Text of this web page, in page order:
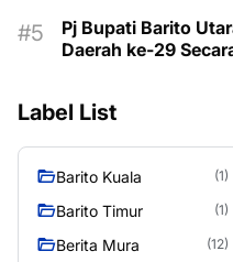
Pj Bupati Barito
Daerah ke-29
Label List
Barito Kuala (1)
Barito Timur (1)
Berita Mura (12)